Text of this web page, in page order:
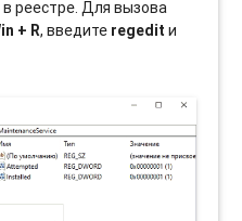
в реестре. Для вызова
+ R, введите regedit и